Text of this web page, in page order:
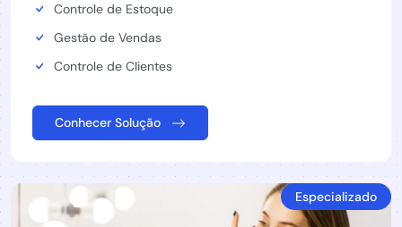
Controle de Estoque
Gestão de Vendas
Controle de Clientes
Conhecer Solução
Especializado